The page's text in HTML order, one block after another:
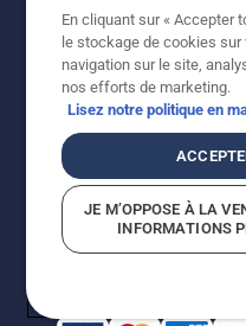
© Husqvarna AB (publ).
indiqués sont à titre
aux revendeurs
TAR incluses. Sous
prix indiqués sont des
incluse), sauf si le
Avis de confidentialité
Signalement
En cliquant sur « Accepter
le stockage de cookies
navigation sur le site,
nos efforts de marketing.
Lisez notre politique en
JE M’OPPOSE À LA
INFORMATIONS